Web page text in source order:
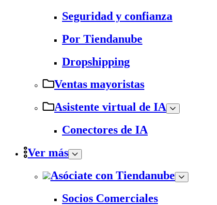
Seguridad y confianza
Por Tiendanube
Dropshipping
Ventas mayoristas
Asistente virtual de IA
Conectores de IA
Ver más
Asóciate con Tiendanube
Socios Comerciales